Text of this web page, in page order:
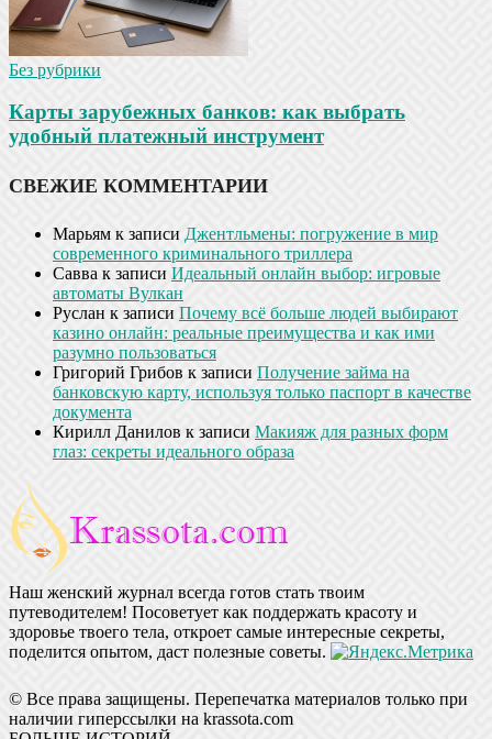
Без рубрики
Карты зарубежных банков: как выбрать
удобный платежный инструмент
СВЕЖИЕ КОММЕНТАРИИ
Марьям к записи Джентльмены: погружение в мир
современного криминального триллера
Савва к записи Идеальный онлайн выбор: игровые
автоматы Вулкан
Руслан к записи Почему всё больше людей выбирают
казино онлайн: реальные преимущества и как ими
разумно пользоваться
Григорий Грибов к записи Получение займа на
банковскую карту, используя только паспорт в качестве
документа
Кирилл Данилов к записи Макияж для разных форм
глаз: секреты идеального образа
Наш женский журнал всегда готов стать твоим
путеводителем! Посоветует как поддержать красоту и
здоровье твоего тела, откроет самые интересные секреты,
поделится опытом, даст полезные советы.
© Все права защищены. Перепечатка материалов только при
наличии гиперссылки на krassota.com